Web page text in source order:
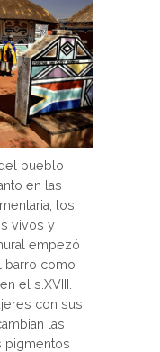
pueblo
en las
los
vivos y
empezó
barro como
el s.XVIII.
con sus
las
pigmentos